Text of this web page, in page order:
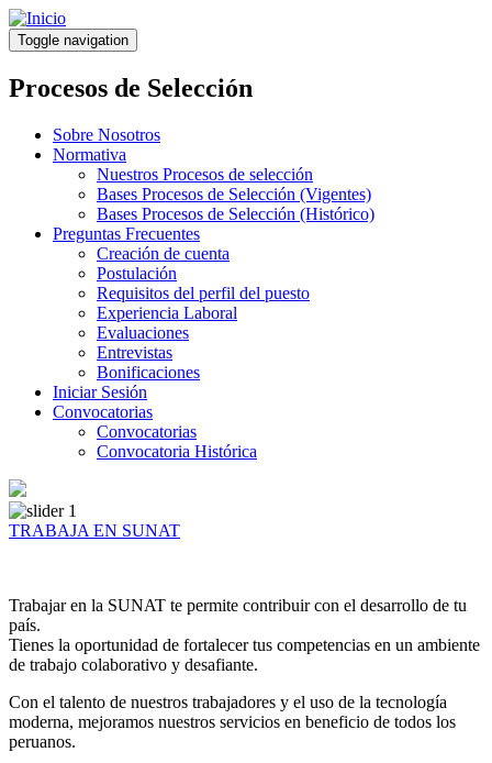
Pasar
al
contenido
principal
Toggle navigation
Procesos de Selección
Sobre Nosotros
Normativa
Nuestros Procesos de selección
Bases Procesos de Selección (Vigentes)
Bases Procesos de Selección (Histórico)
Preguntas Frecuentes
Creación de cuenta
Postulación
Requisitos del perfil del puesto
Experiencia Laboral
Evaluaciones
Entrevistas
Bonificaciones
Iniciar Sesión
Convocatorias
Convocatorias
Convocatoria Histórica
TRABAJA EN SUNAT
Trabajar en la SUNAT te permite contribuir con el desarrollo de tu
país.
Tienes la oportunidad de fortalecer tus competencias en un ambiente
de trabajo colaborativo y desafiante.
Con el talento de nuestros trabajadores y el uso de la tecnología
moderna, mejoramos nuestros servicios en beneficio de todos los
peruanos.